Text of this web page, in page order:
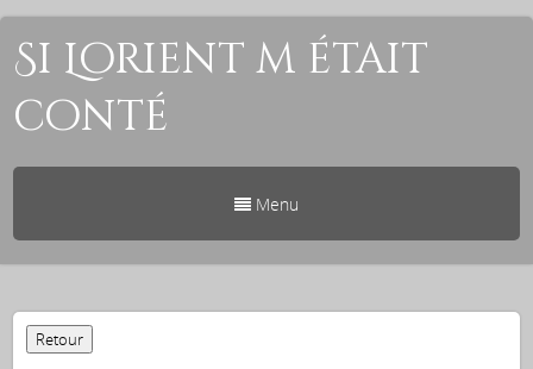
Si Lorient m était
conté
Menu